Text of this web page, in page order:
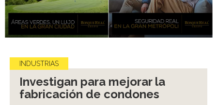
INDUSTRIAS
Investigan para mejorar la
fabricación de condones